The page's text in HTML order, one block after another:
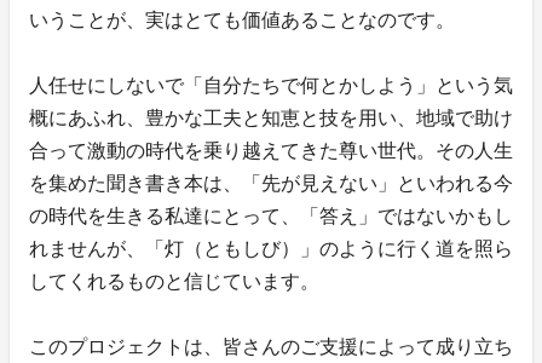
いうことが、実はとても価値あることなのです。
人任せにしないで「自分たちで何とかしよう」という気
概にあふれ、豊かな工夫と知恵と技を用い、地域で助け
合って激動の時代を乗り越えてきた尊い世代。その人生
を集めた聞き書き本は、「先が見えない」といわれる今
の時代を生きる私達にとって、「答え」ではないかもし
れませんが、「灯（ともしび）」のように行く道を照ら
してくれるものと信じています。
このプロジェクトは、皆さんのご支援によって成り立ち